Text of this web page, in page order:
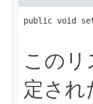
public void
このリ
定され